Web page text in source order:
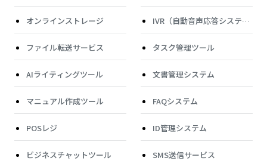
オンラインストレージ IVR（自動音声応答システ
ム）
ファイル転送サービス タスク管理ツール
AIライティングツール 文書管理システム
マニュアル作成ツール FAQシステム
POSレジ ID管理システム
ビジネスチャットツール SMS送信サービス